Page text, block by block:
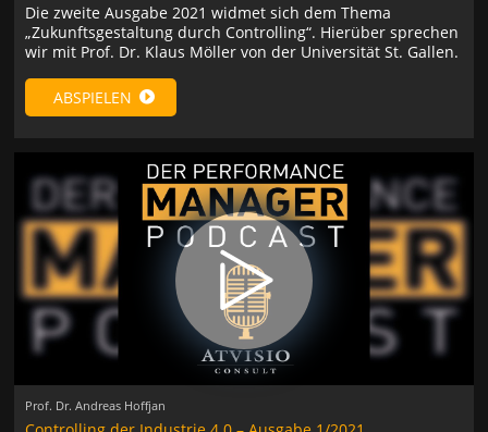
Die zweite Ausgabe 2021 widmet sich dem Thema
„Zukunftsgestaltung durch Controlling“. Hierüber sprechen
wir mit Prof. Dr. Klaus Möller von der Universität St. Gallen.
ABSPIELEN
Prof. Dr. Andreas Hoffjan